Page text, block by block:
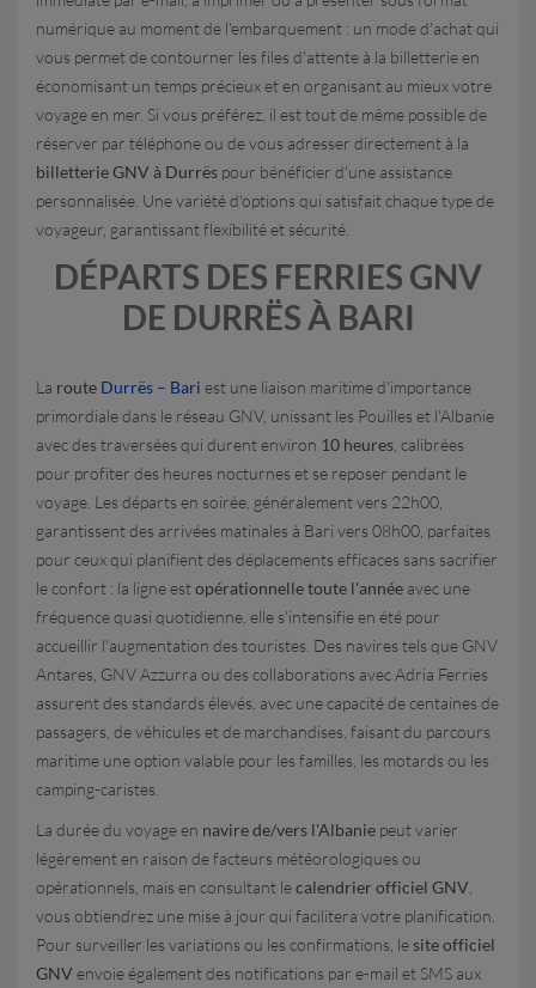
numérique au moment de l'embarquement : un mode d'achat qui
vous permet de contourner les files d'attente à la billetterie en
économisant un temps précieux et en organisant au mieux votre
voyage en mer. Si vous préférez, il est tout de même possible de
réserver par téléphone ou de vous adresser directement à la
billetterie GNV à Durrës pour bénéficier d'une assistance
personnalisée. Une variété d'options qui satisfait chaque type de
voyageur, garantissant flexibilité et sécurité.
DÉPARTS DES FERRIES GNV
DE DURRËS À BARI
La route Durrës – Bari est une liaison maritime d'importance
primordiale dans le réseau GNV, unissant les Pouilles et l'Albanie
avec des traversées qui durent environ 10 heures , calibrées
pour profiter des heures nocturnes et se reposer pendant le
voyage. Les départs en soirée, généralement vers 22h00,
garantissent des arrivées matinales à Bari vers 08h00, parfaites
pour ceux qui planifient des déplacements efficaces sans sacrifier
le confort : la ligne estopérationnelle toute l'année avec une
fréquence quasi quotidienne, elle s'intensifie en été pour
accueillir l'augmentation des touristes. Des navires tels que GNV
Antares, GNV Azzurra ou des collaborations avec Adria Ferries
assurent des standards élevés, avec une capacité de centaines de
passagers, de véhicules et de marchandises, faisant du parcours
maritime une option valable pour les familles, les motards ou les
camping-caristes.
La durée du voyage en navire de/vers l'Albanie peut varier
légèrement en raison de facteurs météorologiques ou
opérationnels, mais en consultant lecalendrier officiel GNV
vous obtiendrez une mise à jour qui facilitera votre planification.
Pour surveiller les variations ou les confirmations, lesite officiel
GNV envoie également des notifications par e-mail et SMS aux